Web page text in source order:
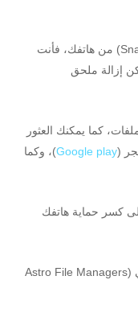
إذا كنت ترغب في استعادة رسائل (Snapchat) من هاتفك، فأنت
إزالة ملحق
كما يمكنك العثور
(
Google play)، وكما
كسر حماية هاتفك
بعض من أفضل تطبيقات إدارة الملفات هي (Astro File Managers